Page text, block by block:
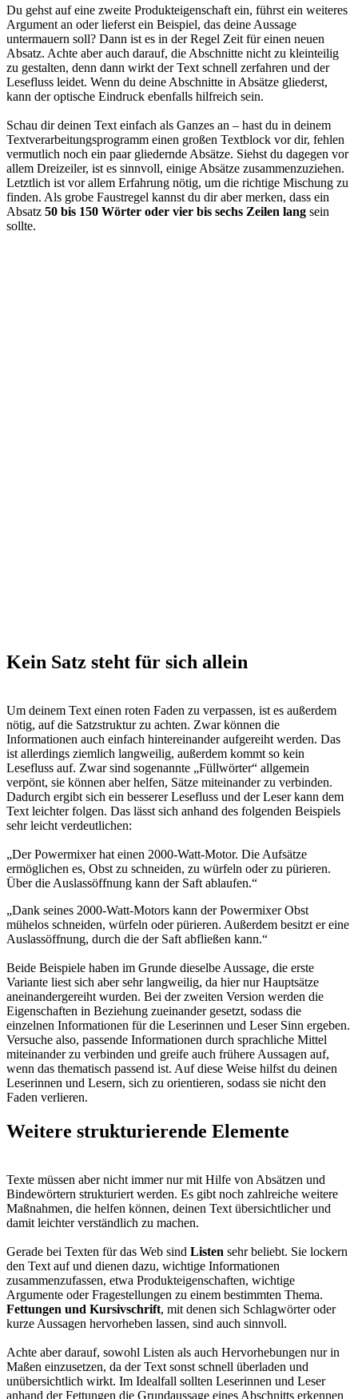
Du gehst auf eine zweite Produkteigenschaft ein, führst ein weiteres
Argument an oder lieferst ein Beispiel, das deine Aussage
untermauern soll? Dann ist es in der Regel Zeit für einen neuen
Absatz. Achte aber auch darauf, die Abschnitte nicht zu kleinteilig
zu gestalten, denn dann wirkt der Text schnell zerfahren und der
Lesefluss leidet. Wenn du deine Abschnitte in Absätze gliederst,
kann der optische Eindruck ebenfalls hilfreich sein.
Schau dir deinen Text einfach als Ganzes an – hast du in deinem
Textverarbeitungsprogramm einen großen Textblock vor dir, fehlen
vermutlich noch ein paar gliedernde Absätze. Siehst du dagegen vor
allem Dreizeiler, ist es sinnvoll, einige Absätze zusammenzuziehen.
Letztlich ist vor allem Erfahrung nötig, um die richtige Mischung zu
finden. Als grobe Faustregel kannst du dir aber merken, dass ein
Absatz 50 bis 150 Wörter oder vier bis sechs Zeilen lang sein
sollte.
Kein Satz steht für sich allein
Um deinem Text einen roten Faden zu verpassen, ist es außerdem
nötig, auf die Satzstruktur zu achten. Zwar können die
Informationen auch einfach hintereinander aufgereiht werden. Das
ist allerdings ziemlich langweilig, außerdem kommt so kein
Lesefluss auf. Zwar sind sogenannte „Füllwörter“ allgemein
verpönt, sie können aber helfen, Sätze miteinander zu verbinden.
Dadurch ergibt sich ein besserer Lesefluss und der Leser kann dem
Text leichter folgen. Das lässt sich anhand des folgenden Beispiels
sehr leicht verdeutlichen:
„Der Powermixer hat einen 2000-Watt-Motor. Die Aufsätze
ermöglichen es, Obst zu schneiden, zu würfeln oder zu pürieren.
Über die Auslassöffnung kann der Saft ablaufen.“
„Dank seines 2000-Watt-Motors kann der Powermixer Obst
mühelos schneiden, würfeln oder pürieren. Außerdem besitzt er eine
Auslassöffnung, durch die der Saft abfließen kann.“
Beide Beispiele haben im Grunde dieselbe Aussage, die erste
Variante liest sich aber sehr langweilig, da hier nur Hauptsätze
aneinandergereiht wurden. Bei der zweiten Version werden die
Eigenschaften in Beziehung zueinander gesetzt, sodass die
einzelnen Informationen für die Leserinnen und Leser Sinn ergeben.
Versuche also, passende Informationen durch sprachliche Mittel
miteinander zu verbinden und greife auch frühere Aussagen auf,
wenn das thematisch passend ist. Auf diese Weise hilfst du deinen
Leserinnen und Lesern, sich zu orientieren, sodass sie nicht den
Faden verlieren.
Weitere strukturierende Elemente
Texte müssen aber nicht immer nur mit Hilfe von Absätzen und
Bindewörtern strukturiert werden. Es gibt noch zahlreiche weitere
Maßnahmen, die helfen können, deinen Text übersichtlicher und
damit leichter verständlich zu machen.
Gerade bei Texten für das Web sind Listen sehr beliebt. Sie lockern
den Text auf und dienen dazu, wichtige Informationen
zusammenzufassen, etwa Produkteigenschaften, wichtige
Argumente oder Fragestellungen zu einem bestimmten Thema.
Fettungen und Kursivschrift, mit denen sich Schlagwörter oder
kurze Aussagen hervorheben lassen, sind auch sinnvoll.
Achte aber darauf, sowohl Listen als auch Hervorhebungen nur in
Maßen einzusetzen, da der Text sonst schnell überladen und
unübersichtlich wirkt. Im Idealfall sollten Leserinnen und Leser
anhand der Fettungen die Grundaussage eines Abschnitts erkennen